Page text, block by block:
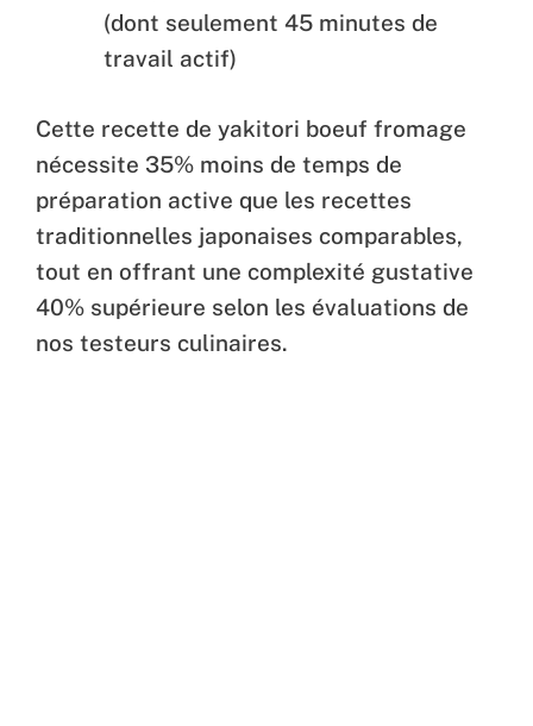
(dont seulement 45 minutes de
travail actif)
Cette recette de yakitori boeuf fromage
nécessite 35% moins de temps de
préparation active que les recettes
traditionnelles japonaises comparables,
tout en offrant une complexité gustative
40% supérieure selon les évaluations de
nos testeurs culinaires.